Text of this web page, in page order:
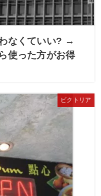
なくていい? →
使った方がお得
ビクトリア